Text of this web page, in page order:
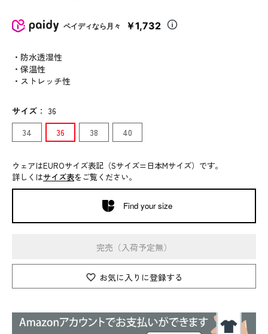
ペイディなら月々 ￥1,732
・防水透湿性
・保温性
・ストレッチ性
サイズ ： 36
34
36 38 40
ウェアはEUROサイズ表記（Sサイズ=日本Mサイズ）です。
詳しくはサイズ表をご覧ください。
Find your size
完売（入荷予定無）
お気に入りに登録する